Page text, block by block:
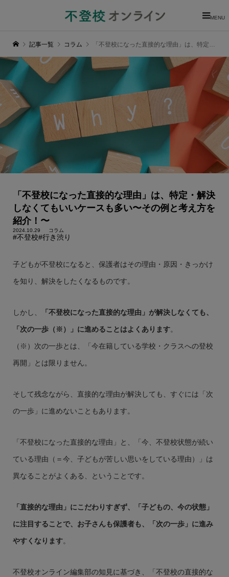
MENU
記事一覧 コラム 「不登校になった直接的な理由」は、特定・解決しなくてもいいケースも多い〜その例と考え方を紹介！〜
「不登校になった直接的な理由」は、特定・解決
しなくてもいいケースも多い〜その例と考え方を
紹介！〜
2024.10.29 コラム
#不登校#行き渋り
子どもが不登校になると、保護者はその理由・原因・きっかけ
を知り、解決をしたくなるものです。
しかし、 「不登校になった直接的な理由」が解決しなくても、
「次の一歩（※） 」に進めることはよくあります。
（※）次の一歩とは、「今在籍している学校・クラスへの登校
再開」とは限りません。
そして残念ながら、直接的な理由が解決しても、すぐには「次
の一歩」に進めないこともあります。
「不登校になった直接的な理由」と、「今、不登校状態が続い
ている理由（＝今、子どもが苦しい思いをしている理由）」は
異なることがよくある、ということです。
「直接的な理由」にこだわりすぎず、「子どもの、今の状態」
に注目することで、お子さんも保護者も、「次の一歩」に進み
やすくなります。
不登校オンライン編集部の知見に基づき、「不登校の直接的な